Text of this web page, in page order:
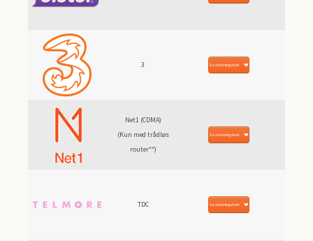
3 Se dækningskort
Net1 (CDMA)
(Kun med trådløs
router**)
Se dækningskort
TDC Se dækningskort